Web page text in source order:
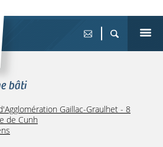
bâti
Gaillac-Graulhet - 8
de Cunh